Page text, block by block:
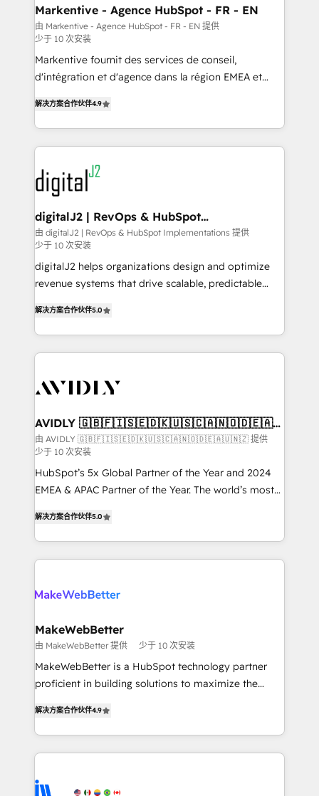
Personal Consultant + Tech Team to handle the
heavy lifting of mapping out AND building your ideal
system. + Get best practices and 'don't know what
you don't know' recommendations to maximize
conversions! OTF is an Elite Partner (top 1% of
Partner of the Year 💥 Trusted by 2,500+ companies
to help them scale and close more business, by
using HubSpot (the right way). ⭐️ Here's more info:
learn more!
Markentive - Agence HubSpot - FR - EN
由 Markentive - Agence HubSpot - FR - EN 提供
少于 10 次安装
Markentive fournit des services de conseil,
d'intégration et d'agence dans la région EMEA et
marketing automation, Growth, Revops, CRM et
webdesign. Markentive is both a consulting firm, a
digital agency and an integrator. With over 115
experts in marketing automation, growth, revops,
CRM and webdesign (We focus on EMEA - USA
customers).
解决方案合作伙伴4.9
digitalJ2 | RevOps & HubSpot
Implementations
由 digitalJ2 | RevOps & HubSpot Implementations 提供
少于 10 次安装
digitalJ2 helps organizations design and optimize
revenue systems that drive scalable, predictable
Partner, we specialize in both strategic RevOps
planning and hands-on technical execution - building
the operational foundation companies need to
Healthcare - Financial Services - Managed IT (MSP) -
we help: ✔️ Full HubSpot implementations and portal
optimization ✔️ Data migrations, CRM architecture,
and reporting foundations ✔️ Custom integrations
and workflow automation ✔️ User adoption
programs, training, and enablement Through project-
partnerships, we guide organizations through the
revenue maturity model - delivering the right
improvements at the right time so operations
grows.
解决方案合作伙伴5.0
AVIDLY 🇬🇧🇫🇮🇸🇪🇩🇰🇺🇸🇨🇦🇳🇴🇩🇪🇦🇺
🇳🇿
由 AVIDLY 🇬🇧🇫🇮🇸🇪🇩🇰🇺🇸🇨🇦🇳🇴🇩🇪🇦🇺🇳🇿 提供
少于 10 次安装
HubSpot’s 5x Global Partner of the Year and 2024
EMEA & APAC Partner of the Year. The world’s most
Partner. 🚀 With 2,750+ HubSpot projects delivered
and 370+ specialists across EMEA, APAC and NAM,
we de-risk complex CRM programmes and
multi-region migrations to AI-powered automation,
scale. 🏆 HubSpot’s CEO called us “the partner of the
future.” Others agree it is proof of trust built through
measurable impact.
解决方案合作伙伴5.0
MakeWebBetter
由 MakeWebBetter 提供 少于 10 次安装
MakeWebBetter is a HubSpot technology partner
proficient in building solutions to maximize the
growing tech-enabler & facilitator, MakeWebBetter,
hands you the blend of HubSpot expertise &
eminent solutions & integrations. Trust us to
Elite Partners with 10+ years of HubSpot experience
解决方案合作伙伴4.9